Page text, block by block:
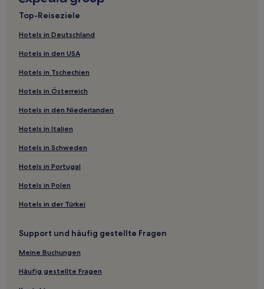
Industriegebiet: Hotels
Paradiesdorf III: Hotels
Hotels nahe Shoppingcenter Flamboyant
São Francisco de Goiás Hotels
Hotels nahe Parque Aquático diRoma
Residencial Green Park: Hotels
Jandaia Hotels
Goiás: Hotels
Palmelo Hotels
Cezarina Hotels
Setor Sul: Hotels
Indiara Hotels
Portal das Águas Quentes: Hotels
Pirenopolis Centro: Hotels
Caldas Novas Hotels
Top-Reiseziele
Hotels in Deutschland
Hotels in den USA
Hotels in Tschechien
Hotels in Österreich
Hotels in den Niederlanden
Hotels in Italien
Hotels in Schweden
Hotels in Portugal
Hotels in Polen
Hotels in der Türkei
Support und häufig gestellte Fragen
Meine Buchungen
Häufig gestellte Fragen